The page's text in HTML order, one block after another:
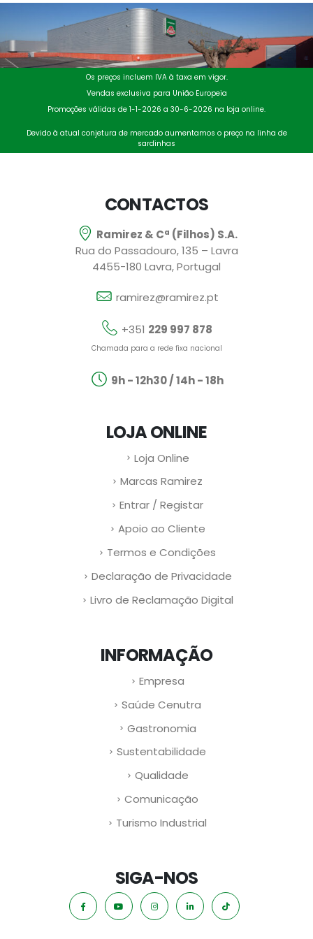
Os preços incluem IVA à taxa em vigor.
Vendas exclusiva para União Europeia
Promoções válidas de 1-1-2026 a 30-6-2026 na loja online.
Devido à atual conjetura de mercado aumentamos o preço na linha de
sardinhas
CONTACTOS
Ramirez & Cª (Filhos) S.A.
Rua do Passadouro, 135 – Lavra
4455-180 Lavra, Portugal
ramirez@ramirez.pt
+351 229 997 878
Chamada para a rede fixa nacional
9h - 12h30 / 14h - 18h
LOJA ONLINE
Loja Online
Marcas Ramirez
Entrar / Registar
Apoio ao Cliente
Termos e Condições
Declaração de Privacidade
Livro de Reclamação Digital
INFORMAÇÃO
Empresa
Saúde Cenutra
Gastronomia
Sustentabilidade
Qualidade
Comunicação
Turismo Industrial
SIGA-NOS